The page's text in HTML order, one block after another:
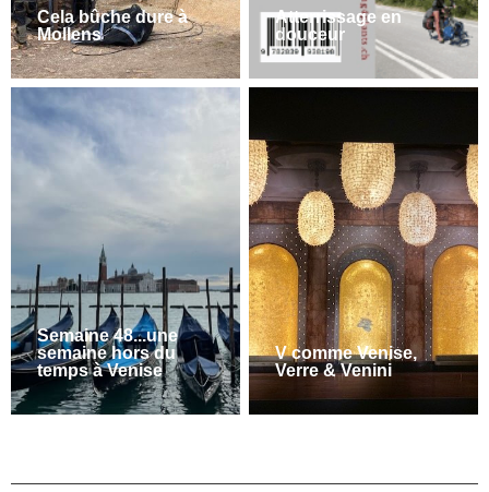
Cela bûche dure à
Mollens
Atterrissage en
douceur
Semaine 48...une
semaine hors du
temps à Venise
V comme Venise,
Verre & Venini